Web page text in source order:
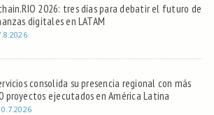
2026: tres días para debatir el futuro de
digitales en LATAM
consolida su presencia regional con más
proyectos ejecutados en América Latina